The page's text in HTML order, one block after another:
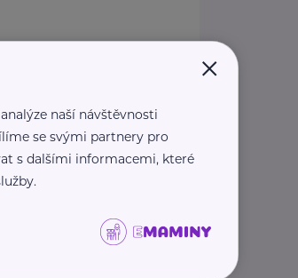
ohrožené
×
naší návštěvnosti
se svými partnery pro
s dalšími informacemi, které